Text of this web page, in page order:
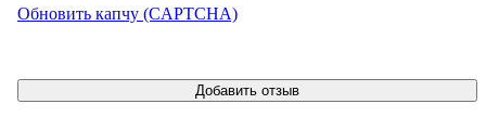
Обновить капчу (CAPTCHA)